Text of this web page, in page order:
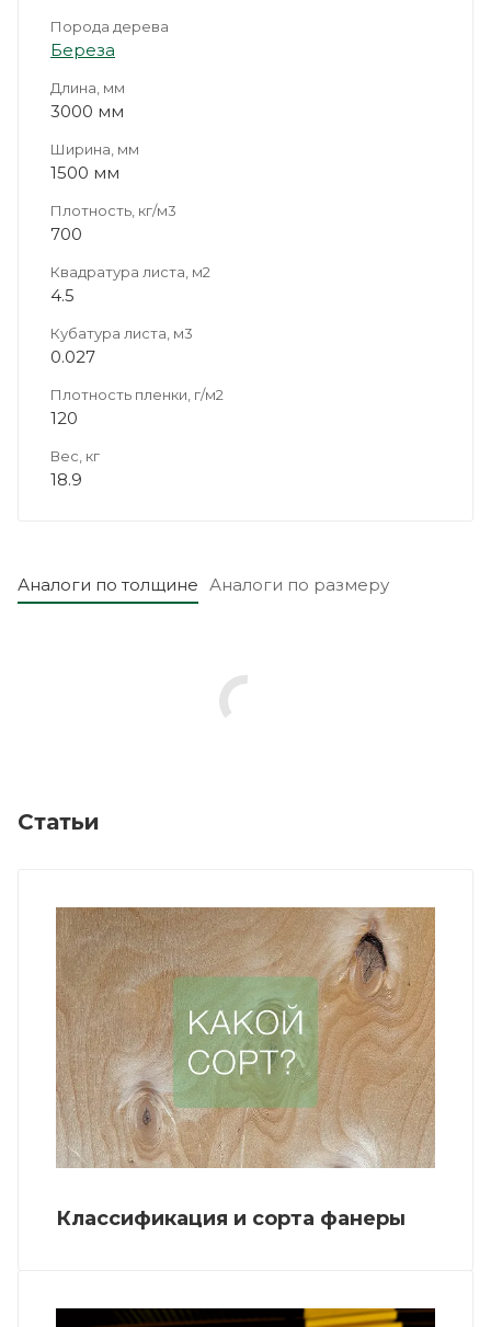
Порода дерева
Береза
Длина, мм
3000 мм
Ширина, мм
1500 мм
Плотность, кг/м3
700
Квадратура листа, м2
4.5
Кубатура листа, м3
0.027
Плотность пленки, г/м2
120
Вес, кг
18.9
Аналоги по толщине Аналоги по размеру
Статьи
Классификация и сорта фанеры